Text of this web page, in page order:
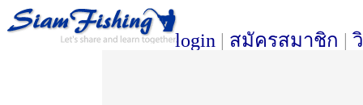
login | สมัครสมาชิก |